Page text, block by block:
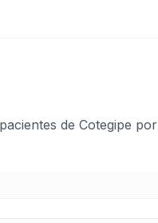
de Cotegipe por